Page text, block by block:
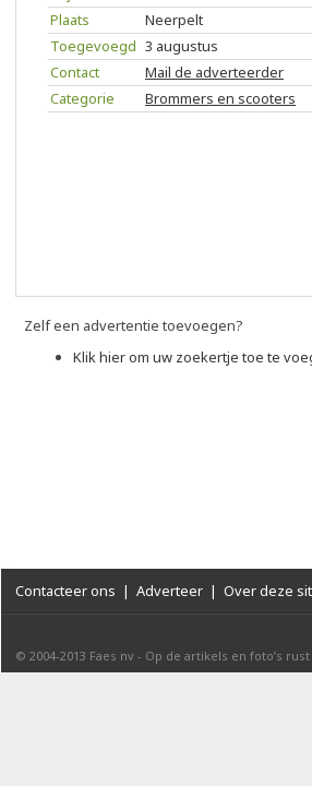
Plaats
Neerpelt
Toegevoegd 3 augustus
Contact
Mail de adverteerder
Categorie
Brommers en scooters
Zelf een advertentie toevoegen?
Klik hier om uw zoekertje toe te
Contacteer ons | Adverteer | Over deze
© 2004-2013 Faes nv - Op de artikels en foto’s